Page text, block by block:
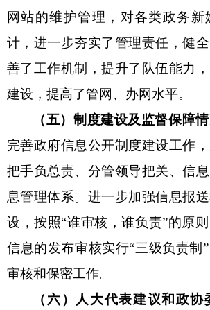
网站的维护管理，对各类政务
计，进一步夯实了管理责任，健
善了工作机制，提升了队伍能力
建设，提高了管网、办网水平。
（五）制度建设及监督保障情
完善政府信息公开制度建设工作
把手负总责、分管领导把关、信
息管理体系。进一步加强信息报
设，按照“谁审核，谁负责”的原
信息的发布审核实行“三级负责制
审核和保密工作。
（ 六）人大代表建议和政协